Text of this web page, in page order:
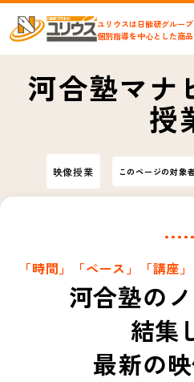
ユリウスは日能研グルー
個別指導を中心とした商
河合塾マナ
授
映像授業 このページの対象
「時間」「ペース」「講座
河合塾の
結集
最新の